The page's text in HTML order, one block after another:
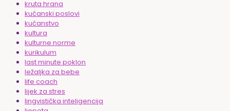
kruta hrana
kućanski poslovi
kućanstvo
kultura
kulturne norme
kurikulum
last minute poklon
ležaljka za bebe
life coach
lijek za stres
lingvistička inteligencija